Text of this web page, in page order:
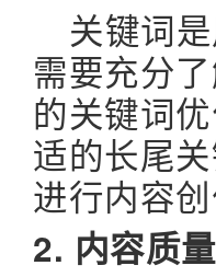
关键词
需要充分
的关键词
适的长尾
进行内容
2. 内容质量